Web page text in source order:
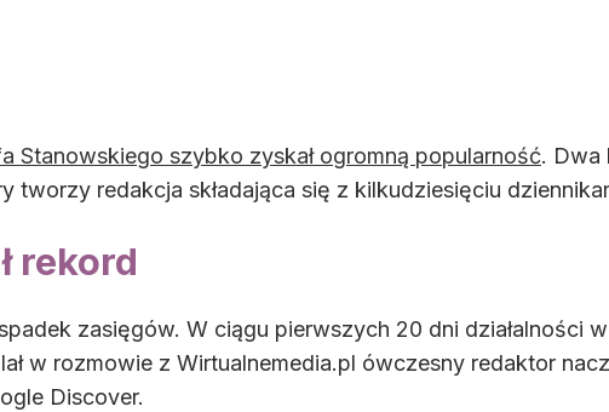
Stanowskiego szybko zyskał ogromną popularność. Dwa
redakcja składająca się z kilkudziesięciu
rekord
zasięgów. W ciągu pierwszych 20 dni działalności
w rozmowie z Wirtualnemedia.pl ówczesny redaktor
Discover.